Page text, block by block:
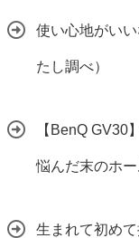
使い心地がい
たし調べ）
【BenQ GV30
悩んだ末のホ
生まれて初めて